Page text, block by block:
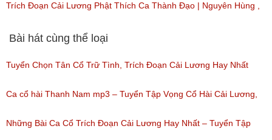
Trích Đoạn Cải Lương Phật Thích Ca Thành Đạo | Nguyên Hùng ,
Hồng Yến
(Lượt nghe: 125)
Bài hát cùng thể loại
Tuyển Chọn Tân Cổ Trữ Tình, Trích Đoạn Cải Lương Hay Nhất
Của Nhiều Nghệ Sĩ Nổi Tiếng Đặc Sắc Nhất
(Lượt nghe: 213)
Ca cổ hài Thanh Nam mp3 – Tuyển Tập Vọng Cổ Hài Cải Lương,
Tân Cổ Xưa Hay Nhất Của Thanh Nam
Những Bài Ca Cổ Trích Đoạn Cải Lương Hay Nhất – Tuyển Tập